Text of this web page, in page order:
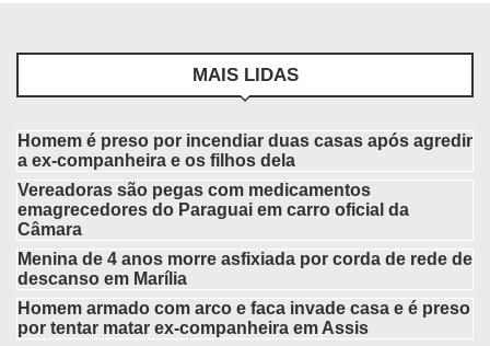
MAIS LIDAS
Homem é preso por incendiar duas casas após agredir
a ex-companheira e os filhos dela
Vereadoras são pegas com medicamentos
emagrecedores do Paraguai em carro oficial da
Câmara
Menina de 4 anos morre asfixiada por corda de rede de
descanso em Marília
Homem armado com arco e faca invade casa e é preso
por tentar matar ex-companheira em Assis